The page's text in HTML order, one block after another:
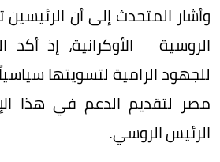
وأشار المتحدث إلى أن الرئيسين
الروسية – الأوكرانية، إذ
للجهود الرامية لتسويتها
مصر لتقديم الدعم في هذا
الرئيس الروسي.